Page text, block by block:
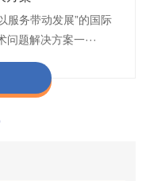
唛化工商标抗染品质
处理,染色,印···
唛商标、织带织带商
服务提供商,匠···
唛织造服装色差品质问
精湛的技术,科···
固色助剂,TJ-A622,TJ-
色剂加···
进助剂TJ-A6588,湿摩擦
与应用,凭借丰···